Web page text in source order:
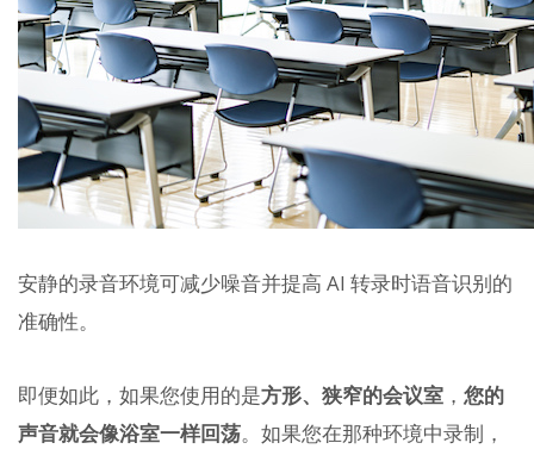
安静的录音环境可减少噪音并提高 AI 转录时语音识别的
准确性。
即便如此，如果您使用的是方形、狭窄的会议室 ， 您的
声音就会像浴室一样回荡。如果您在那种环境中录制，